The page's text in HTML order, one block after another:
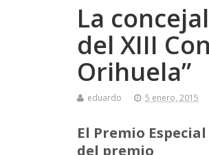
La
del XIII
Orihuela”
eduardo 5 enero, 2015
El Premio
del premio